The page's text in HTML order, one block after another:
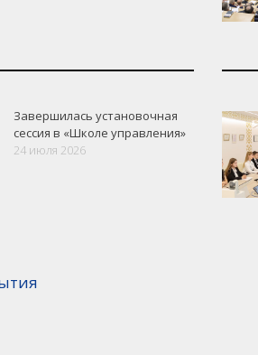
Завершилась установочная
сессия в «Школе управления»
24 июля 2026